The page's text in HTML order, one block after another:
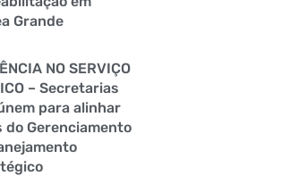
Grande
NO SERVIÇO
– Secretarias
para alinhar
do Gerenciamento